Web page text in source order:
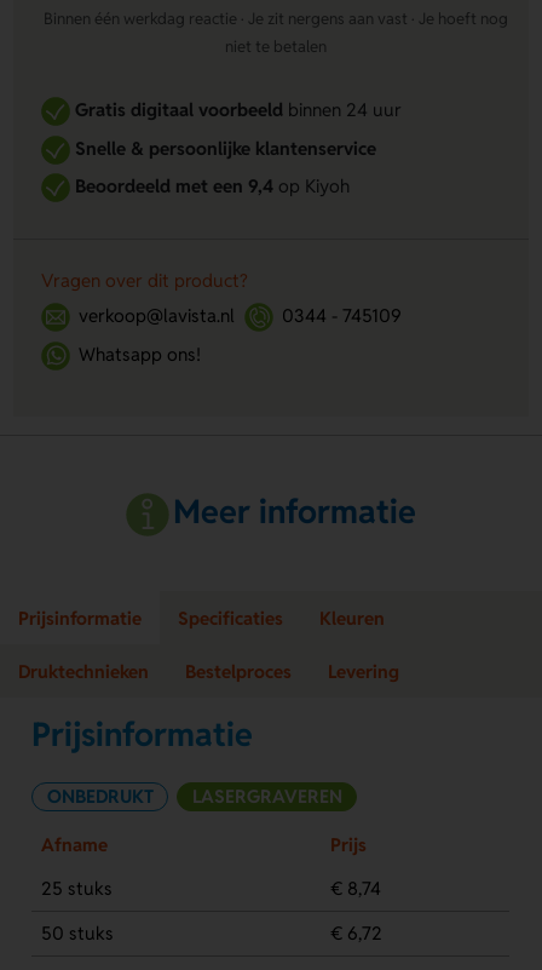
Binnen één werkdag reactie · Je zit nergens aan vast · Je hoeft nog
niet te betalen
Gratis digitaal voorbeeldbinnen 24 uur
Snelle & persoonlijke klantenservice
Beoordeeld met een 9,4op Kiyoh
Vragen over dit product?
verkoop@lavista.nl
0344 - 745109
Whatsapp ons!
Meer informatie
Prijsinformatie Specificaties Kleuren
Druktechnieken Bestelproces Levering
Prijsinformatie
ONBEDRUKT LASERGRAVEREN
Afname
Prijs
25 stuks
€ 8,74
50 stuks
€ 6,72